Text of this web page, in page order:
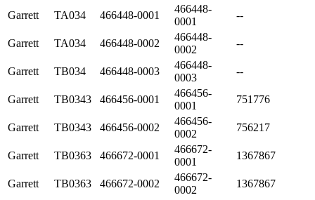
Garrett TA034 466448-0001
466448-
0001
--
Garrett TA034 466448-0002
466448-
0002
--
Garrett TB034 466448-0003
466448-
0003
--
Garrett TB0343 466456-0001
466456-
0001
751776
Garrett TB0343 466456-0002
466456-
0002
756217
Garrett TB0363 466672-0001
466672-
0001
1367867
Garrett TB0363 466672-0002
466672-
0002
1367867